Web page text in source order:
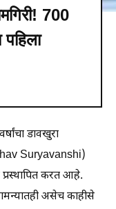
700
पहिला
डावखुरा
Suryavanshi)
प्रस्थापित करत आहे.
असेच काहीसे